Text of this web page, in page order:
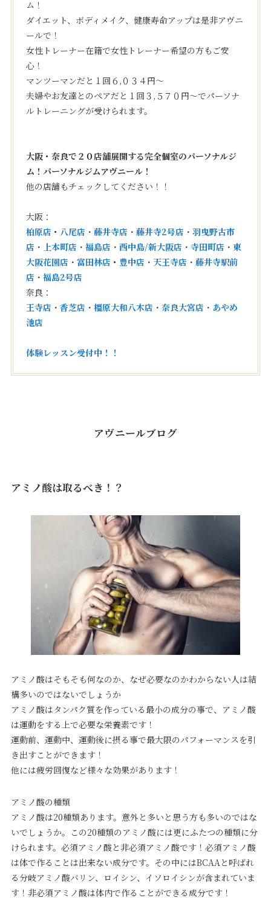
ム！
ダイエット、ボディメイク、健康寿命アップは是非アヴニ
ールで！
女性トレーナー在籍で女性トレーナー希望の方もご安
心！
マンツーマンだと１回６,０３４円〜
夫婦やお友達とのペアだと１回３,５７０円〜でパーソナ
ルトレーニングが受けられます。
大阪・奈良で２０店舗展開する完全個室のパーソナルジ
ム！パーソナルジムアヴニール！
他の店舗もチェックしてください！！
大阪：
柏原店 ・ 八尾店 ・ 藤井寺店 ・ 藤井寺2号店 ・ 羽曳野古市
店 ・ 上本町店 ・ 福島店 ・ 西中島/新大阪店 ・ 寺田町店 ・ 東
大阪花園店 ・ 富田林店 ・ 豊中店 ・ 天王寺店 ・ 藤井寺駅前
店 ・ 福島2号店
奈良：
王寺店 ・ 香芝店 ・ 橿原大和八木店 ・ 奈良大宮店 ・ あやめ
池店
体験レッスン受付中！！
アヴニールブログ
アミノ酸は取るべき！？
アミノ酸はそもそも何なのか、なぜ必要なのかわからない人は結
構多いのではないでしょうか
アミノ酸はタンパク質を作っている最小の成分の事で、アミノ酸
は運動をする上で必要な栄養素です！
運動前、運動中、運動後に摂る事で最大限のパフォーマンスを引
き出すことができます！
他には疲労回復など様々な効果があります！
アミノ酸の種類
アミノ酸は20種類あります。意外と多いと思う方も多いのではな
いでしょうか。この20種類のアミノ酸には更にふたつの種類に分
けられます。必須アミノ酸と非必須アミノ酸です！必須アミノ酸
は体で作ることは出来ない成分です。その中にはBCAAと呼ばれ
る分岐アミノ酸バリン、ロイシン、イソロイシンが含まれていま
す！非必須アミノ酸は体内で作ることができる成分です！